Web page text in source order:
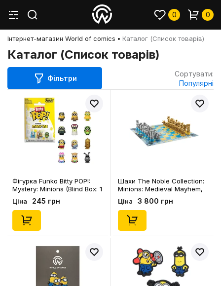
0 0
Інтернет-магазин World of comics Каталог (Список товарів)
Каталог (Список товарів)
Фільтри
Сортувати:
Популярні
Фігурка Funko Bitty POP!:
Mystery: Minions (Blind Box: 1
з 12), (763820)
Ціна 245 грн
Шахи The Noble Collection:
Minions: Medieval Mayhem,
(100803)
Ціна 3 800 грн